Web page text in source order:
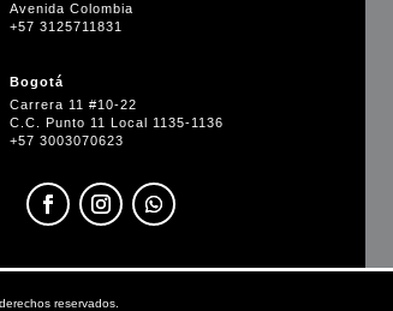
Avenida Colombia
+57 3125711831
Bogotá
Carrera 11 #10-22
C.C. Punto 11 Local 1135-1136
+57 3003070623
reservados.